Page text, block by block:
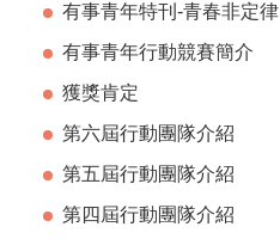
有事青年特刊-青春非定律
有事青年行動競賽簡介
獲獎肯定
第六屆行動團隊介紹
第五屆行動團隊介紹
第四屆行動團隊介紹